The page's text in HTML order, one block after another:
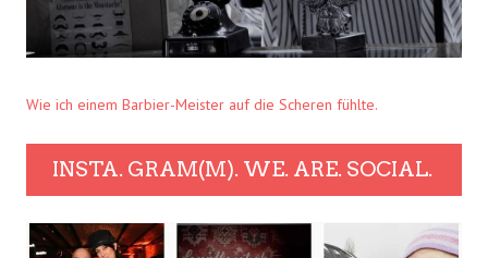
Wie ich einem Barbier-Meister auf die Scheren fühlte.
INSTA. GRAM(M). WE. ARE. SOCIAL.